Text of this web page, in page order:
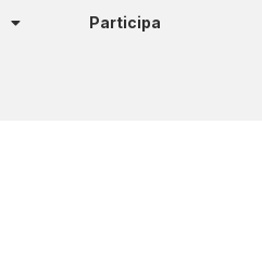
Participa